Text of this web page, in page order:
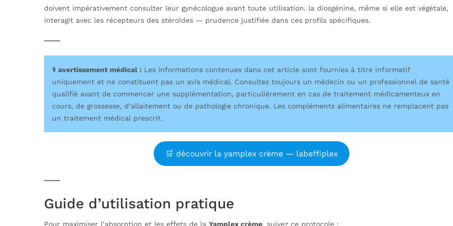
doivent impérativement consulter leur gynécologue avant toute utilisation. la diosgénine, même si elle est végétale,
interagit avec les récepteurs des stéroïdes — prudence justifiée dans ces profils spécifiques.
⚕️ avertissement médical : Les informations contenues dans cet article sont fournies à titre informatif
uniquement et ne constituent pas un avis médical. Consultez toujours un médecin ou un professionnel de santé
qualifié avant de commencer une supplémentation, particulièrement en cas de traitement médicamenteux en
cours, de grossesse, d’allaitement ou de pathologie chronique. Les compléments alimentaires ne remplacent pas
un traitement médical prescrit.
🛒 découvrir la yamplex crème — labeffiplex
Guide d’utilisation pratique
Pour maximiser l’absorption et les effets de la Yamplex crème, suivez ce protocole :